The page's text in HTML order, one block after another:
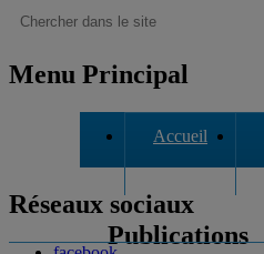
Menu Principal
Accueil
Réseaux sociaux
Publications